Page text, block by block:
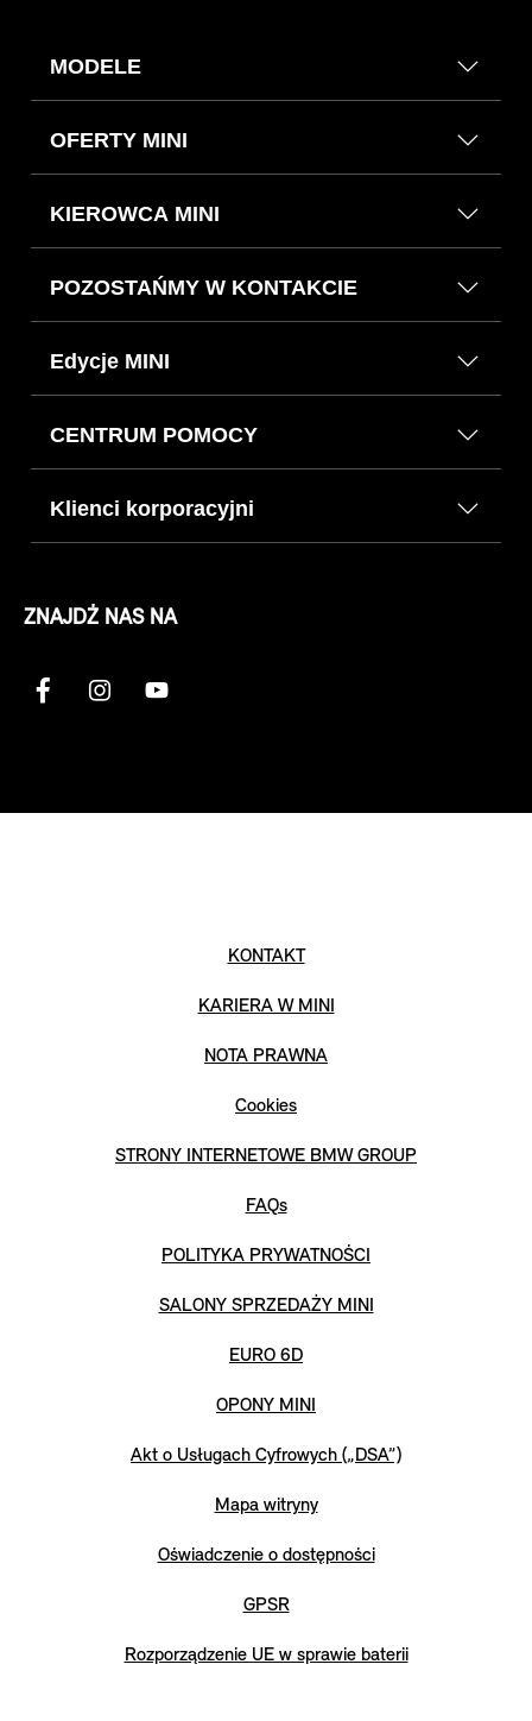
MODELE
OFERTY MINI
KIEROWCA MINI
POZOSTAŃMY W KONTAKCIE
Edycje MINI
CENTRUM POMOCY
Klienci korporacyjni
ZNAJDŹ NAS NA
KONTAKT
KARIERA W MINI
NOTA PRAWNA
Cookies
STRONY INTERNETOWE BMW GROUP
FAQs
POLITYKA PRYWATNOŚCI
SALONY SPRZEDAŻY MINI
EURO 6D
OPONY MINI
Akt o Usługach Cyfrowych („DSA”)
Mapa witryny
Oświadczenie o dostępności
GPSR
Rozporządzenie UE w sprawie baterii